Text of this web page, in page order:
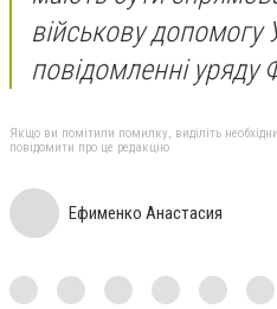
військову допомогу
повідомленні уряду
Якщо ви помітили помилку, виділіть
повідомити про це редакцію
Ефименко Анастасия